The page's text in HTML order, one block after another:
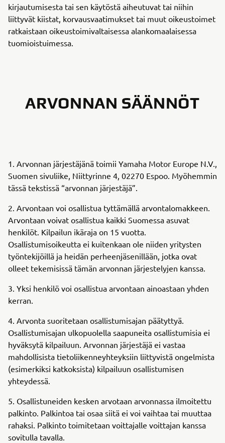
kirjautumisesta tai sen käytöstä aiheutuvat tai niihin
liittyvät kiistat, korvausvaatimukset tai muut oikeustoimet
ratkaistaan oikeustoimivaltaisessa alankomaalaisessa
tuomioistuimessa.
ARVONNAN SÄÄNNÖT
1. Arvonnan järjestäjänä toimii Yamaha Motor Europe N.V.,
Suomen sivuliike, Niittyrinne 4, 02270 Espoo. Myöhemmin
tässä tekstissä “arvonnan järjestäjä”.
2. Arvontaan voi osallistua tyttämällä arvontalomakkeen.
Arvontaan voivat osallistua kaikki Suomessa asuvat
henkilöt. Kilpailun ikäraja on 15 vuotta.
Osallistumisoikeutta ei kuitenkaan ole niiden yritysten
työntekijöillä ja heidän perheenjäsenillään, jotka ovat
olleet tekemisissä tämän arvonnan järjestelyjen kanssa.
3. Yksi henkilö voi osallistua arvontaan ainoastaan yhden
kerran.
4. Arvonta suoritetaan osallistumisajan päätyttyä.
Osallistumisajan ulkopuolella saapuneita osallistumisia ei
hyväksytä kilpailuun. Arvonnan järjestäjä ei vastaa
mahdollisista tietoliikenneyhteyksiin liittyvistä ongelmista
(esimerkiksi katkoksista) kilpailuun osallistumisen
yhteydessä.
5. Osallistuneiden kesken arvotaan arvonnassa ilmoitettu
palkinto. Palkintoa tai osaa siitä ei voi vaihtaa tai muuttaa
rahaksi. Palkinto toimitetaan voittajalle voittajan kanssa
sovitulla tavalla.